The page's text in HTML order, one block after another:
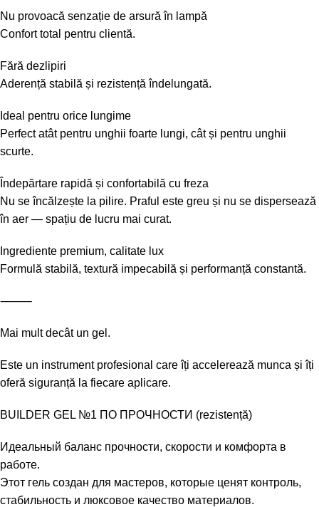
Nu provoacă senzație de arsură în lampă
Confort total pentru clientă.
Fără dezlipiri
Aderență stabilă și rezistență îndelungată.
Ideal pentru orice lungime
Perfect atât pentru unghii foarte lungi, cât și pentru unghii
scurte.
Îndepărtare rapidă și confortabilă cu freza
Nu se încălzește la pilire. Praful este greu și nu se dispersează
în aer — spațiu de lucru mai curat.
Ingrediente premium, calitate lux
Formulă stabilă, textură impecabilă și performanță constantă.
⸻
Mai mult decât un gel.
Este un instrument profesional care îți accelerează munca și îți
oferă siguranță la fiecare aplicare.
BUILDER GEL №1 ПО ПРОЧНОСТИ (rezistență)
Идеальный баланс прочности, скорости и комфорта в
работе.
Этот гель создан для мастеров, которые ценят контроль,
стабильность и люксовое качество материалов.